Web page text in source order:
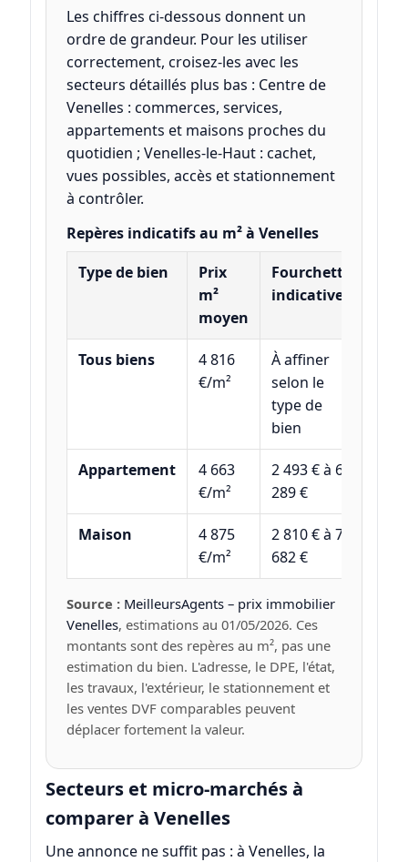
Les chiffres ci-dessous donnent un
ordre de grandeur. Pour les utiliser
correctement, croisez-les avec les
secteurs détaillés plus bas : Centre de
Venelles : commerces, services,
appartements et maisons proches du
quotidien ; Venelles-le-Haut : cachet,
vues possibles, accès et stationnement
à contrôler.
Repères indicatifs au m² à Venelles
Type de bien
Prix
m²
moyen
Fourchette
indicative
Tous biens
4 816
€/m²
À affiner
selon le
type de
bien
Appartement
4 663
€/m²
2 493 € à 6
289 €
Maison
4 875
€/m²
2 810 € à 7
682 €
Source : MeilleursAgents – prix immobilier
Venelles, estimations au 01/05/2026. Ces
montants sont des repères au m², pas une
estimation du bien. L'adresse, le DPE, l'état,
les travaux, l'extérieur, le stationnement et
les ventes DVF comparables peuvent
déplacer fortement la valeur.
Secteurs et micro-marchés à
comparer à Venelles
Une annonce ne suffit pas : à Venelles, la